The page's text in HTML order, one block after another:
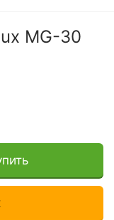
MG-30